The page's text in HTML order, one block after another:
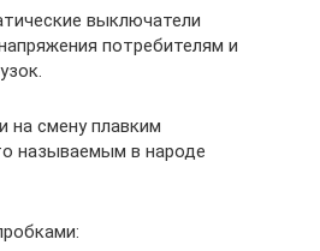
выключатели
потребителям и
на смену плавким
называемым в народе